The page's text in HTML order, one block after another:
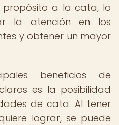
propósito a la cata, lo
la atención en los
y obtener un mayor
beneficios de
es la posibilidad
de cata. Al tener
lograr, se puede